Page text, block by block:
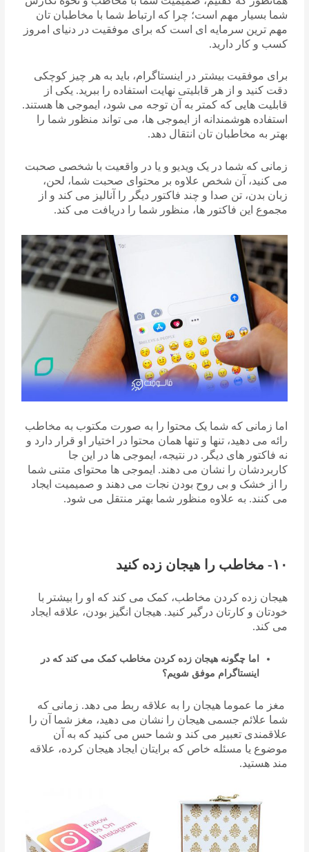
شما بسیار مهم است؛ چرا که ارتباط شما با مخاطبان تان
مهم ترین سرمایه ای است که برای موفقیت در دنیای امروز
کسب و کار دارید.
برای موفقیت بیشتر در اینستاگرام، باید به هر چیز کوچکی
دقت کنید و از هر قابلیتی نهایت استفاده را ببرید. یکی از
قابلیت هایی که کمتر به آن توجه می شود، ایموجی ها هستند.
استفاده هوشمندانه از ایموجی ها، می تواند منظور شما را
بهتر به مخاطبان تان انتقال دهد.
زمانی که شما در یک ویدیو و یا در واقعیت با شخصی صحبت
می کنید، آن شخص علاوه بر محتوای صحبت شما، لحن،
زبان بدن، تن صدا و چند فاکتور دیگر را آنالیز می کند و از
مجموع این فاکتور ها، منظور شما را دریافت می کند.
اما زمانی که شما یک محتوا را به صورت مکتوب به مخاطب
رائه می دهید، تنها و تنها همان محتوا در اختیار او قرار دارد و
نه فاکتور های دیگر. در نتیجه، ایموجی ها در این جا
کاربردشان را نشان می دهند. ایموجی ها محتوای متنی شما
را از خشک و بی روح بودن نجات می دهند و صمیمیت ایجاد
می کنند. به علاوه منظور شما بهتر منتقل می شود.
۱۰- مخاطب را هیجان زده کنید
هیجان زده کردن مخاطب، کمک می کند که او را بیشتر با
خودتان و کارتان درگیر کنید. هیجان انگیز بودن، علاقه ایجاد
می کند.
اما چگونه هیجان زده کردن مخاطب کمک می کند که در
اینستاگرام موفق شویم؟
مغز ما عموما هیجان را به علاقه ربط می دهد. زمانی که
شما علائم جسمی هیجان را نشان می دهید، مغز شما آن را
علاقمندی تعبیر می کند و شما حس می کنید که به آن
موضوع یا مسئله خاص که برایتان ایجاد هیجان کرده، علاقه
مند هستید.